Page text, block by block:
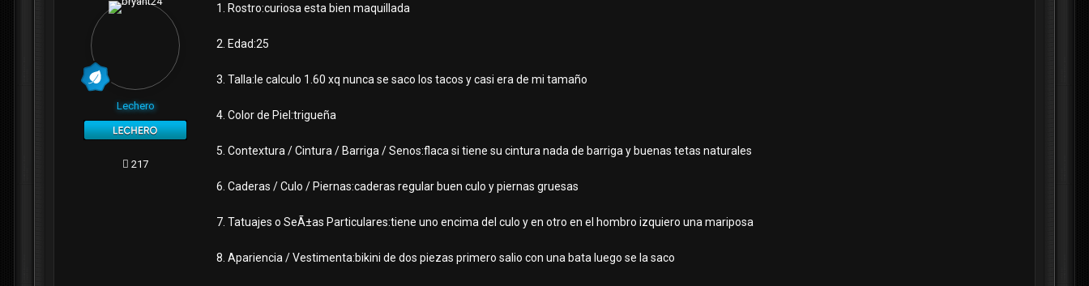
Lechero
217
1. Rostro:curiosa esta bien maquillada
2. Edad:25
3. Talla:le calculo 1.60 xq nunca se saco los tacos y casi era de mi tamaño
4. Color de Piel:trigueña
5. Contextura / Cintura / Barriga / Senos:flaca si tiene su cintura nada de barriga y buenas tetas naturales
6. Caderas / Culo / Piernas:caderas regular buen culo y piernas gruesas
7. Tatuajes o SeÃ±as Particulares:tiene uno encima del culo y en otro en el hombro izquiero una mariposa
8. Apariencia / Vestimenta:bikini de dos piezas primero salio con una bata luego se la saco